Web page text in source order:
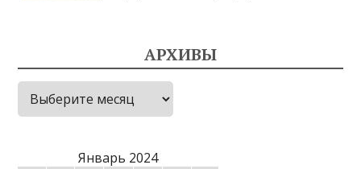
АРХИВЫ
Архивы
Январь 2024